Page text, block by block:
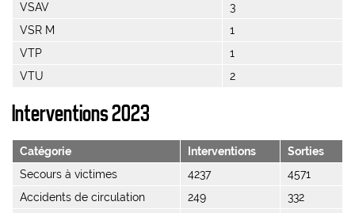
VSAV
3
VSR M
1
VTP
1
VTU
2
Interventions 2023
Catégorie Interventions
Sorties
Secours à victimes
4237
4571
Accidents de circulation
249
332